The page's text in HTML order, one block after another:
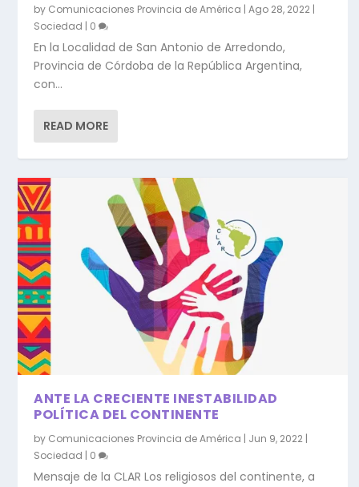
by Comunicaciones Provincia de América |Ago 28, 2022 |
Sociedad | 0
En la Localidad de San Antonio de Arredondo,
Provincia de Córdoba de la República Argentina,
con...
READ MORE
ANTE LA CRECIENTE INESTABILIDAD
POLÍTICA DEL CONTINENTE
by Comunicaciones Provincia de América | Jun 9, 2022 |
Sociedad | 0
Mensaje de la CLAR Los religiosos del continente, a